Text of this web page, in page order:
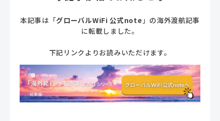
本記事は「グローバルWiFi 公式note」の海外渡航記事
に転載しました。
下記リンクよりお読みいただけます。